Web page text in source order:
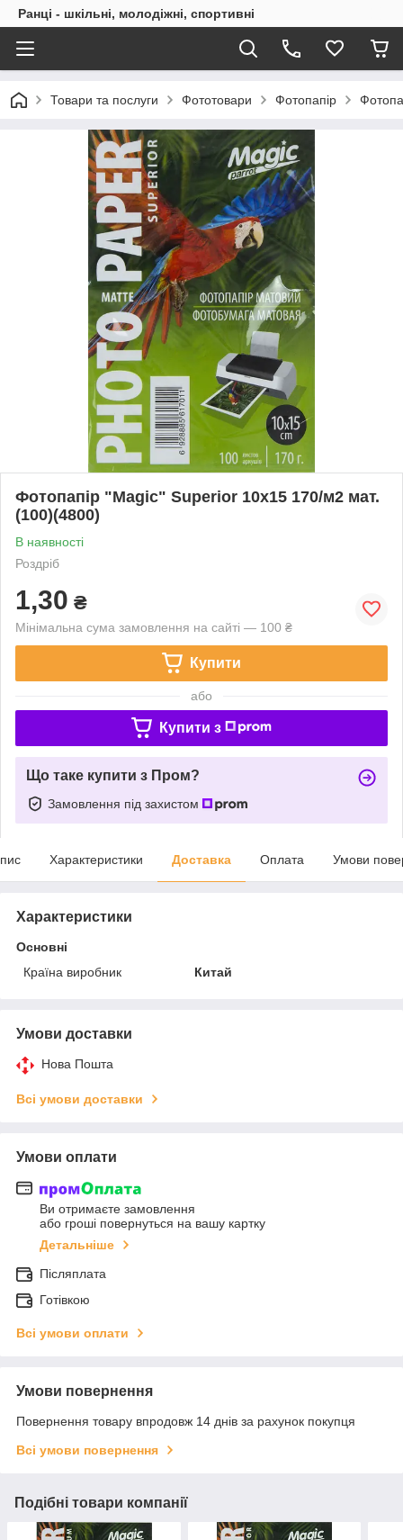
Ранці - шкільні, молодіжні, спортивні
Товари та послуги Фототовари Фотопапір
Фотопапір "Magic" Superior 10х15 170/м2 мат.
(100)(4800)
В наявності
Роздріб
1,30 ₴
Мінімальна сума замовлення на сайті — 100 ₴
Купити
або
Купити з
Що таке купити з Пром?
Замовлення під захистом
Характеристики Доставка Оплата Умови
Характеристики
Основні
Країна виробник
Китай
Умови доставки
Нова Пошта
Всі умови доставки
Умови оплати
Ви отримаєте замовлення
або гроші повернуться на вашу картку
Детальніше
Післяплата
Готівкою
Всі умови оплати
Умови повернення
Повернення товару впродовж 14 днів за рахунок покупця
Всі умови повернення
Подібні товари компанії